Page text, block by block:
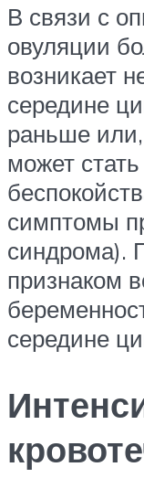
В связи с
овуляции
возникает
середине
раньше
может
симптомы
синдрома).
признаком
середине